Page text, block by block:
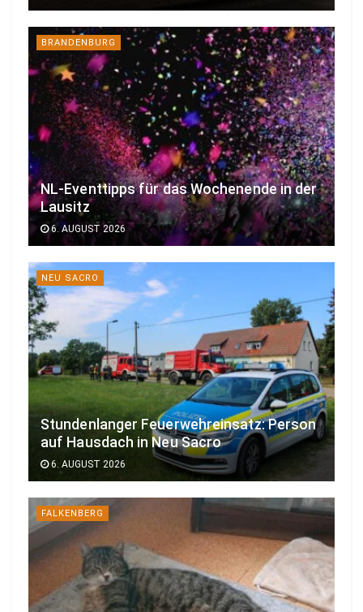
BRANDENBURG
NL-Eventtipps für das Wochenende in der
Lausitz
6. AUGUST 2026
NEU SACRO
Stundenlanger Feuerwehreinsatz: Person
auf Hausdach in Neu Sacro
6. AUGUST 2026
FALKENBERG